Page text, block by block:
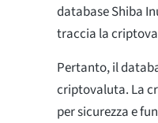
database Shiba
traccia la
Pertanto, il
criptovaluta. La
per sicurezza e